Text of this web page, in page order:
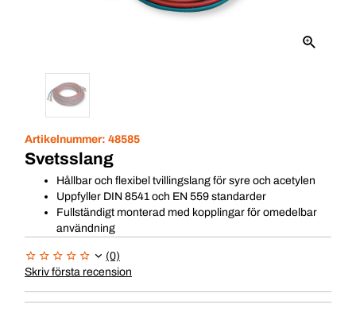
Artikelnummer: 48585
Svetsslang
Hållbar och flexibel tvillingslang för syre och acetylen
Uppfyller DIN 8541 och EN 559 standarder
Fullständigt monterad med kopplingar för omedelbar
användning
(0)
Skriv första recension